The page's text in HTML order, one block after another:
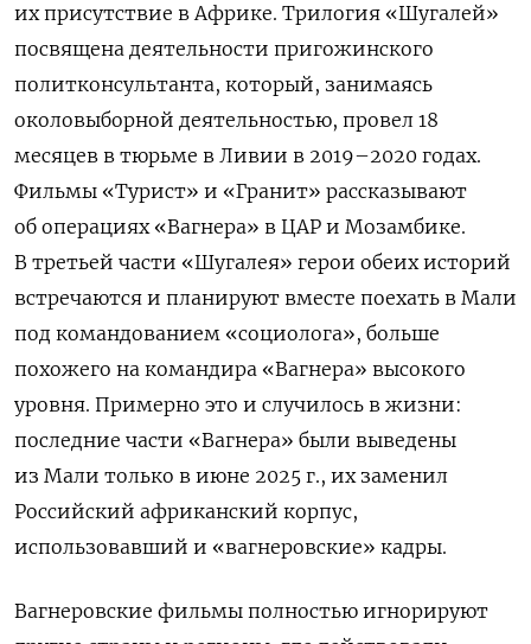
их присутствие в Африке. Трилогия «Шугалей»
посвящена деятельности пригожинского
политконсультанта, который, занимаясь
околовыборной деятельностью, провел 18
месяцев в тюрьме в Ливии в 2019–2020 годах.
Фильмы «Турист» и «Гранит» рассказывают
об операциях «Вагнера» в ЦАР и Мозамбике.
В третьей части «Шугалея» герои обеих историй
встречаются и планируют вместе поехать в Мали
под командованием «социолога», больше
похожего на командира «Вагнера» высокого
уровня. Примерно это и случилось в жизни:
последние части «Вагнера» были выведены
из Мали только в июне 2025 г., их заменил
Российский африканский корпус,
использовавший и «вагнеровские» кадры.
Вагнеровские фильмы полностью игнорируют